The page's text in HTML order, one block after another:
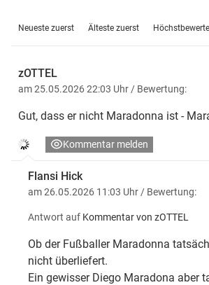
Neueste zuerst Älteste zuerst
zOTTEL
am 25.05.2026 22:03 Uhr / Bewertung:
Gut, dass er nicht Maradonna ist -
Kommentar melden
Flansi Hick
am 26.05.2026 11:03 Uhr / Bewertung:
Antwort auf Kommentar von zOTTEL
Ob der Fußballer Maradonna
nicht überliefert.
Ein gewisser Diego Maradona aber